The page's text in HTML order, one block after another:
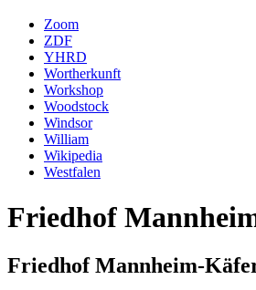
Zoom
ZDF
YHRD
Wortherkunft
Workshop
Woodstock
Windsor
William
Wikipedia
Westfalen
Friedhof
Friedhof Mannheim-